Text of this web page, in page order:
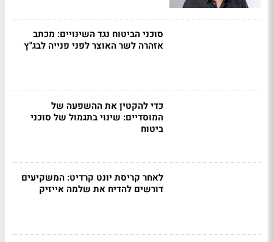
סוכני הביטוח נגד השינויים: מכתב
אזהרה לשר האוצר לפני פנייה לבג"ץ
כדי להקטין את ההשפעה של
המוסדיים: שינוי בתגמול של סוכני
ביטוח
לאחר קריסת יונט קרדיט: המשקיעים
דורשים להדיח את שלמה אייזיק